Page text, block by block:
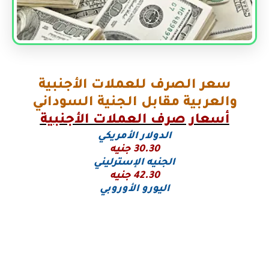
سعر الصرف للعملات الأجنبية
والعربية مقابل الجنية السوداني
أسعار صرف العملات الأجنبية
الدولار الأمريكي
30.30 جنيه
الجنيه الإسترليني
42.30 جنيه
اليورو الأوروبي